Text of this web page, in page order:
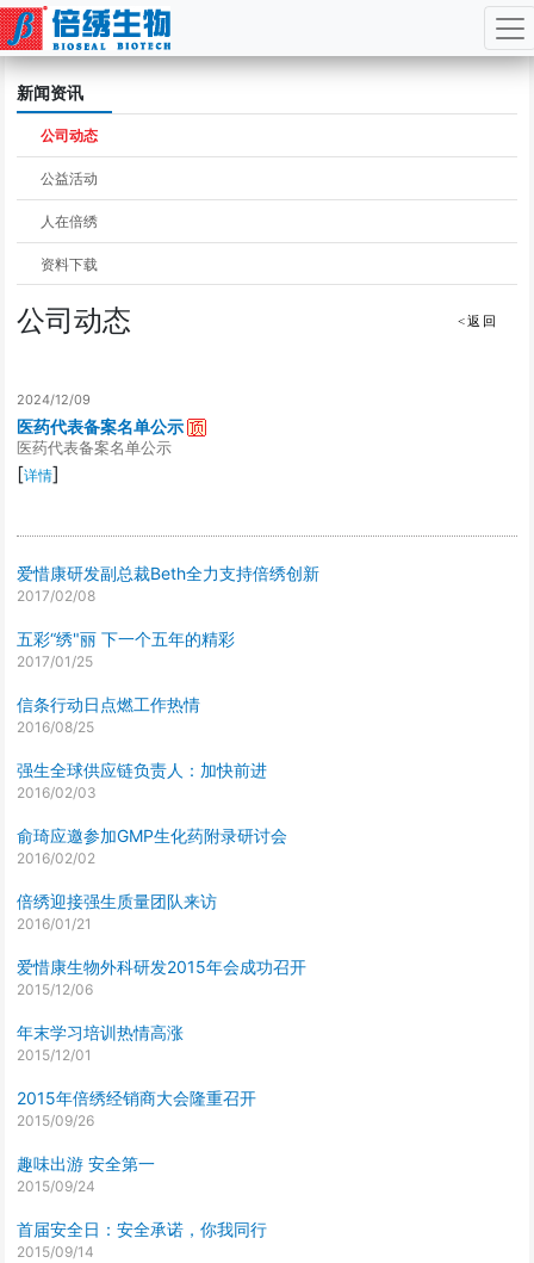
Jump
to
navigation
新闻资讯
公司动态
公益活动
人在倍绣
资料下载
公司动态 <返回
2024/12/09
医药代表备案名单公示
医药代表备案名单公示
[详情]
爱惜康研发副总裁Beth全力支持倍绣创新
2017/02/08
五彩“绣"丽 下一个五年的精彩
2017/01/25
信条行动日点燃工作热情
2016/08/25
强生全球供应链负责人：加快前进
2016/02/03
俞琦应邀参加GMP生化药附录研讨会
2016/02/02
倍绣迎接强生质量团队来访
2016/01/21
爱惜康生物外科研发2015年会成功召开
2015/12/06
年末学习培训热情高涨
2015/12/01
2015年倍绣经销商大会隆重召开
2015/09/26
趣味出游 安全第一
2015/09/24
首届安全日：安全承诺，你我同行
2015/09/14